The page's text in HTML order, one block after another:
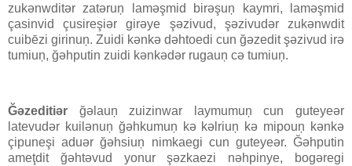
zukənwditər zatəruņ laməşmid birəşuņ kaymri, laməşmid
çasinvid çusireşiər girəye şəzivud, şəzivudər zukənwdit
cuibēzi girinuņ. Zuidi kənkə dəhtoedi cun ğəzedit şəzivud irə
tumiuņ, ğəhputin zuidi kənkədər rugauņ cə tumiuņ.
Ğəzeditiər ğəlauņ zuizinwar laymumuņ cun guteyeər
latevudər kuilənuņ ğəhkumuņ kə kəlriuņ kə mipouņ kənkə
çipuneşi aduər ğəhsiuņ nimkaegi cun guteyeər. Ğəhputin
ameţdit ğəhtəvud yonur şəzkaezi nəhpinye, bogəregi